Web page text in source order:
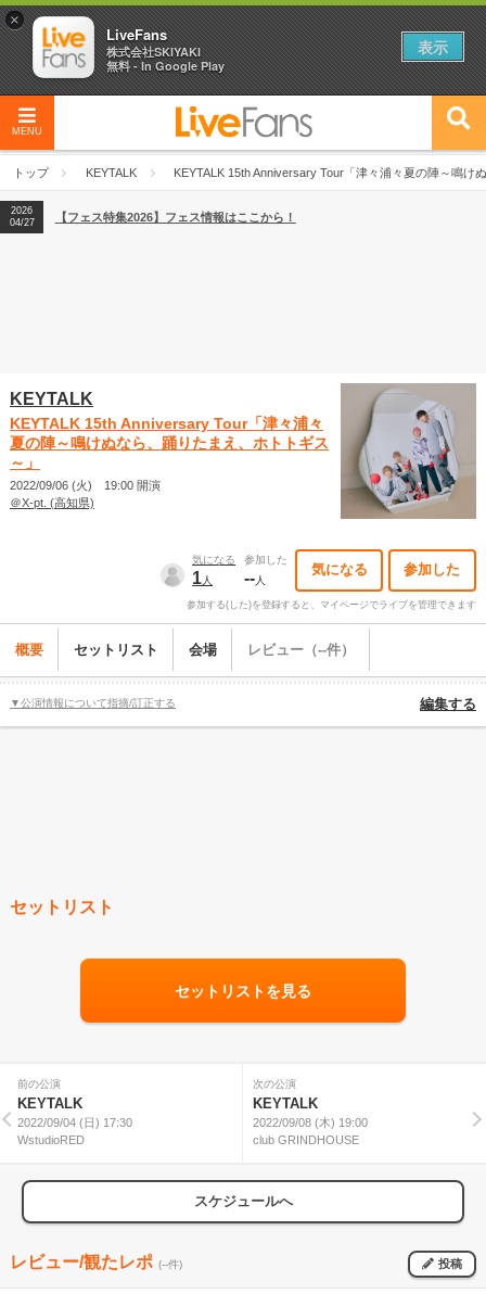
MENU
トップ KEYTALK KEYTALK 15th Anniversary Tour「津々浦々夏の陣～鳴け
2026
04/27
2026
【ライブ動員ランキング】2026年上半期編発表！
2026
04/27
【フェス特集2026】フェス情報はここから！
KEYTALK
KEYTALK 15th Anniversary Tour「津々浦々
夏の陣～鳴けぬなら、踊りたまえ、ホトトギス
～」
2022/09/06 (火) 19:00 開演
＠X-pt. (高知県)
気になる
1人
参加した
--人
気になる 参加した
参加する(した)を登録すると、マイページでライブを管理できます
概要 セットリスト 会場 レビュー（--件）
▼公演情報について指摘/訂正する 編集する
セットリスト
セットリストを見る
前の公演
KEYTALK
2022/09/04 (日) 17:30
WstudioRED
次の公演
KEYTALK
2022/09/08 (木) 19:00
club GRINDHOUSE
スケジュールへ
レビュー/観たレポ (--件) 投稿
×
LiveFans
株式会社SKIYAKI
無料 - In Google Play
表示